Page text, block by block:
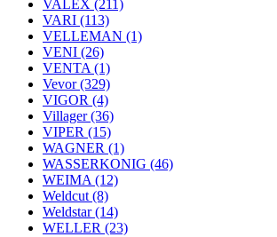
VALEX (211)
VARI (113)
VELLEMAN (1)
VENI (26)
VENTA (1)
Vevor(329)
VIGOR (4)
Villager(36)
VIPER (15)
WAGNER (1)
WASSERKONIG (46)
WEIMA (12)
Weldcut (8)
Weldstar(14)
WELLER (23)